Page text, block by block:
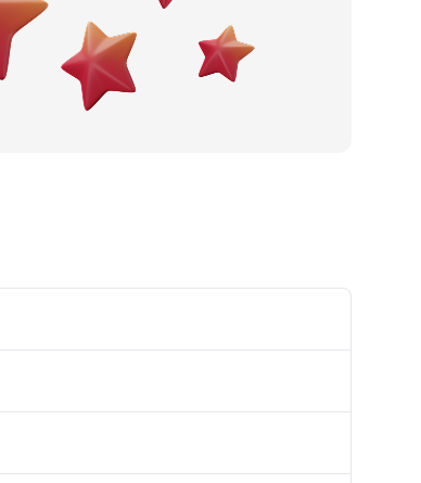
Dodaj tvrtku
Ostavi recenziju